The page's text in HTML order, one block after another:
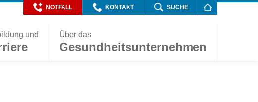
NOTFALL KONTAKT SUCHE
und Über das
Gesundheitsunternehmen